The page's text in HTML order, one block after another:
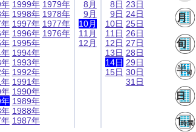
1999年
1998年
1997年
1996年
1995年
1994年
1993年
1992年
1991年
1990年
1989年
1988年
1987年
1979年
1978年
1977年
1976年
8月
9月
10月
11月
12月
8日
9日
10日
11日
12日
13日
14日
15日
23日
24日
25日
26日
27日
28日
29日
30日
31日